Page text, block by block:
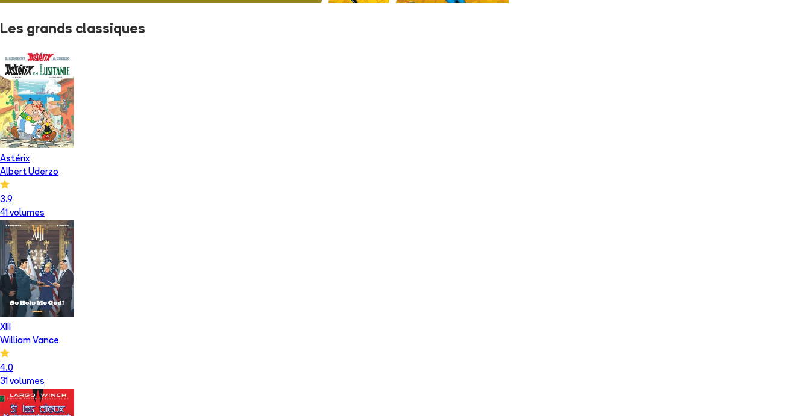
Les grands classiques
Astérix
Albert Uderzo
3.9
41 volumes
XIII
William Vance
4.0
31 volumes